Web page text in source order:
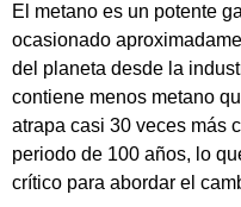
El metano es un potente
ocasionado
del planeta desde la
contiene menos metano
atrapa casi 30 veces más
periodo de 100 años, lo
crítico para abordar el